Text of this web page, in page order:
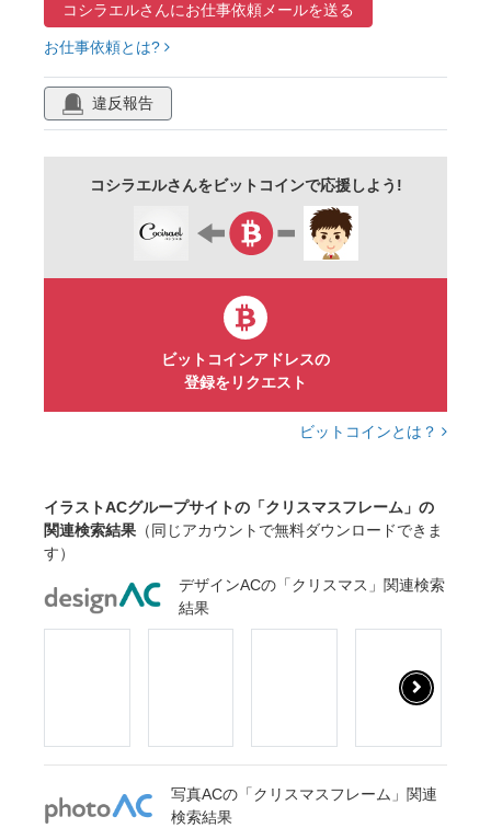
ベクター チラシ イラスト シンプル
かわいい あしらい
コシラエルさんにお仕事依頼メールを送る
お仕事依頼とは?
違反報告
コシラエルさんをビットコインで応援しよう!
ビットコインアドレスの
登録をリクエスト
ビットコインとは？
イラストACグループサイトの「クリスマスフレーム」の
関連検索結果 （同じアカウントで無料ダウンロードできま
す）
デザインACの「クリスマス」関連検索
結果
写真ACの「クリスマスフレーム」関連
検索結果